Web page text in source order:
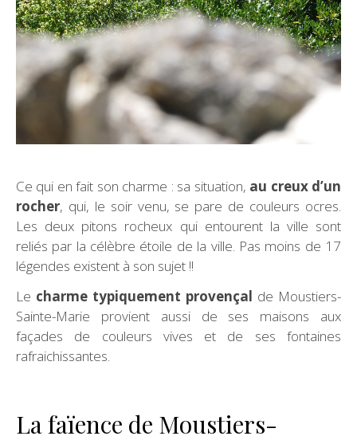
Ce qui en fait son charme : sa situation, au creux d’un
rocher, qui, le soir venu, se pare de couleurs ocres.
Les deux pitons rocheux qui entourent la ville sont
reliés par la célèbre étoile de la ville. Pas moins de 17
légendes existent à son sujet !!
Le charme typiquement provençal de Moustiers-
Sainte-Marie provient aussi de ses maisons aux
façades de couleurs vives et de ses fontaines
rafraichissantes.
La faïence de Moustiers-